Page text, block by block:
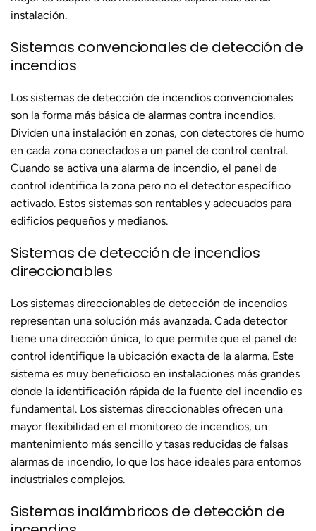
instalación.
Sistemas convencionales de detección de
incendios
Los sistemas de detección de incendios convencionales
son la forma más básica de alarmas contra incendios.
Dividen una instalación en zonas, con detectores de humo
en cada zona conectados a un panel de control central.
Cuando se activa una alarma de incendio, el panel de
control identifica la zona pero no el detector específico
activado. Estos sistemas son rentables y adecuados para
edificios pequeños y medianos.
Sistemas de detección de incendios
direccionables
Los sistemas direccionables de detección de incendios
representan una solución más avanzada. Cada detector
tiene una dirección única, lo que permite que el panel de
control identifique la ubicación exacta de la alarma. Este
sistema es muy beneficioso en instalaciones más grandes
donde la identificación rápida de la fuente del incendio es
fundamental. Los sistemas direccionables ofrecen una
mayor flexibilidad en el monitoreo de incendios, un
mantenimiento más sencillo y tasas reducidas de falsas
alarmas de incendio, lo que los hace ideales para entornos
industriales complejos.
Sistemas inalámbricos de detección de